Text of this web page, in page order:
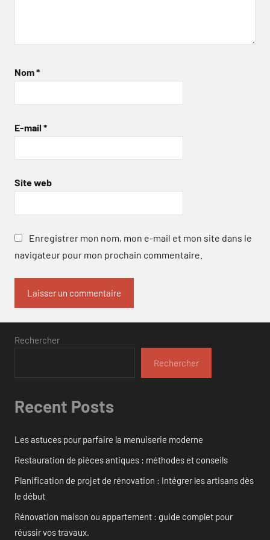
Nom*
E-mail *
Site web
Enregistrer mon nom, mon e-mail et mon site dans le
navigateur pour mon prochain commentaire.
Rechercher
Rechercher
Recent Posts
Les astuces pour parfaire la menuiserie moderne
Restauration de pièces antiques : méthodes et conseils
Planification de projet de rénovation : Intégrer les artisans dès
le début
Rénovation maison ou appartement : guide complet pour
réussir vos travaux.